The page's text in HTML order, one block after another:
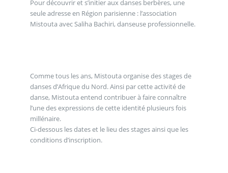
Pour découvrir et s’initier aux danses berbères, une
seule adresse en Région parisienne : l’association
Mistouta avec Saliha Bachiri, danseuse professionnelle.
Comme tous les ans, Mistouta organise des stages de
danses d’Afrique du Nord. Ainsi par cette activité de
danse, Mistouta entend contribuer à faire connaître
l’une des expressions de cette identité plusieurs fois
millénaire.
Ci-dessous les dates et le lieu des stages ainsi que les
conditions d’inscription.